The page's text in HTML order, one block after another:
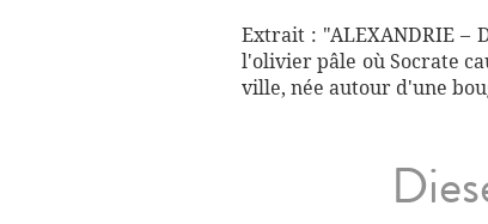
Extrait : "ALEXANDRIE –
l'olivier pâle où Socrate
ville, née autour d'une